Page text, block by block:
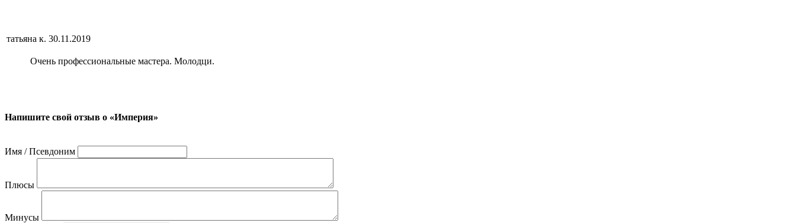
татьяна к. 30.11.2019
Очень профессиональные мастера. Молодци.
Напишите свой отзыв о «Империя»
Имя / Псевдоним
Плюсы
Минусы